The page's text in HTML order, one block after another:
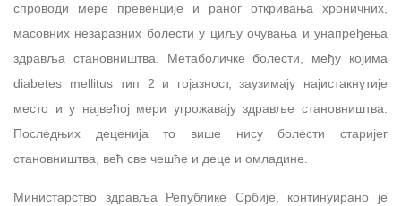
спроводи мере превенције и раног откривања хроничних,
масовних незаразних болести у циљу очувања и унапређења
здравља становништва. Метаболичке болести, међу којима
diabetes mellitus тип 2 и гојазност, заузимају најистакнутије
место и у највећој мери угрожавају здравље становништва.
Последњих деценија то више нису болести старијег
становништва, већ све чешће и деце и омладине.
Министарство здравља Републике Србије, континуирано је